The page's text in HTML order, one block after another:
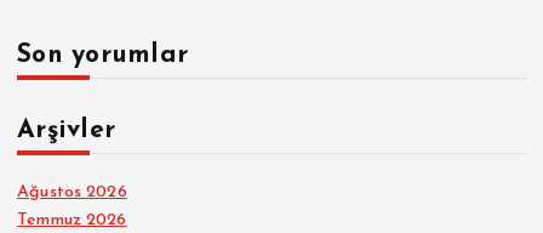
Son yorumlar
Arşivler
Ağustos 2026
Temmuz 2026